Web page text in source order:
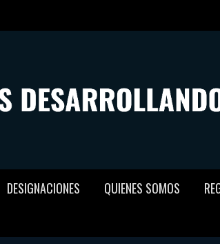
DESIGNACIONES QUIENES SOMOS